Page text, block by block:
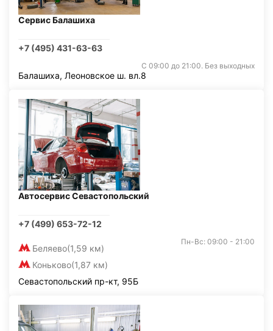
Сервис Балашиха
+7 (495) 431-63-63
С 09:00 до 21:00. Без выходных
Балашиха, Леоновское ш. вл.8
Автосервис Севастопольский
+7 (499) 653-72-12
Беляево(1,59 км)
Коньково(1,87 км)
Пн-Вс: 09:00 - 21:00
Севастопольский пр-кт, 95Б